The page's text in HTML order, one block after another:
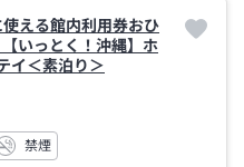
使える館内利用券おひ
いっとく！沖縄】ホ
イ＜素泊り＞
禁煙